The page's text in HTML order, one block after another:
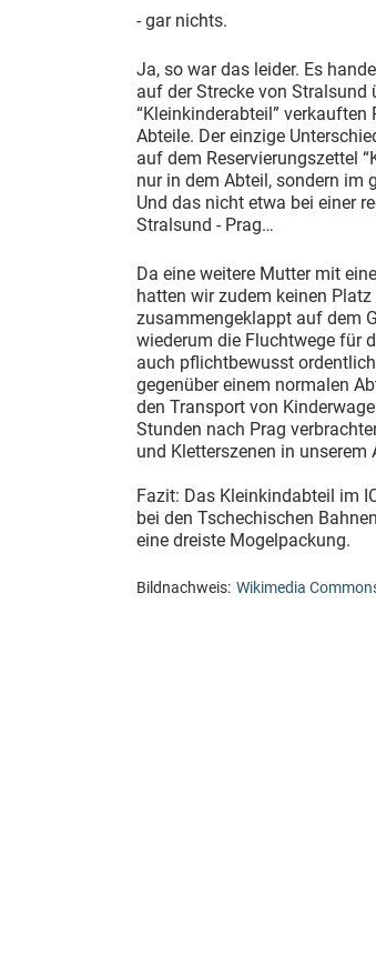
- gar nichts.
Ja, so war das leider. Es
auf der Strecke von Stralsund
“Kleinkinderabteil”
Abteile. Der einzige
auf dem Reservierungszettel
nur in dem Abteil, sondern im
Und das nicht etwa bei einer
Stralsund - Prag…
Da eine weitere Mutter mit
hatten wir zudem keinen
zusammengeklappt auf dem
wiederum die Fluchtwege für
auch pflichtbewusst
gegenüber einem normalen
den Transport von
Stunden nach Prag
und Kletterszenen in unserem
Fazit: Das Kleinkindabteil im
bei den Tschechischen
eine dreiste Mogelpackung.
Bildnachweis: Wikimedia